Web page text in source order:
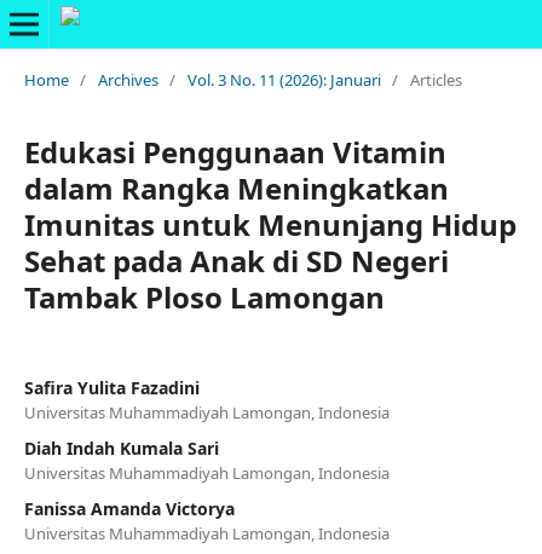
Home / Archives / Vol. 3 No. 11 (2026): Januari / Articles
Edukasi Penggunaan Vitamin
dalam Rangka Meningkatkan
Imunitas untuk Menunjang Hidup
Sehat pada Anak di SD Negeri
Tambak Ploso Lamongan
Safira Yulita Fazadini
Universitas Muhammadiyah Lamongan, Indonesia
Diah Indah Kumala Sari
Universitas Muhammadiyah Lamongan, Indonesia
Fanissa Amanda Victorya
Universitas Muhammadiyah Lamongan, Indonesia